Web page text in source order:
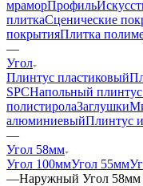
мраморПрофиль
плиткаСценические
покрытияПлитка
—
Угол
Плинтус пластиковый
SPCНапольный плинтус
полистиролаЗаглушки
алюминиевыйПлинтус
—
Угол 58мм
Угол 100ммУгол 55мм
—Наружный Угол 58мм